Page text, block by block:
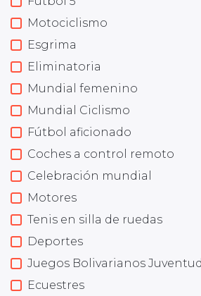
Motociclismo
Esgrima
Eliminatoria
Mundial femenino
Mundial Ciclismo
Fútbol aficionado
Coches a control remoto
Celebración mundial
Motores
Tenis en silla de ruedas
Deportes
Juegos Bolivarianos Juventud
Ecuestres